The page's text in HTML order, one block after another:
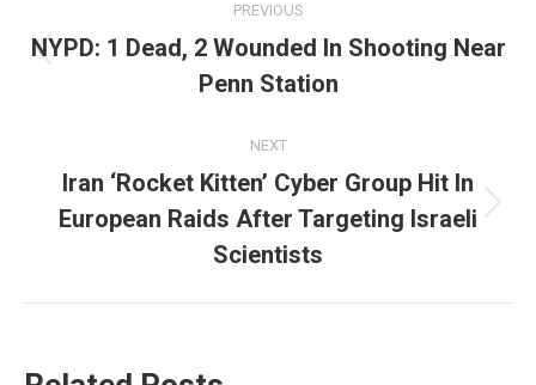
navigation
PREVIOUS
Previous
post:
NYPD: 1 Dead, 2 Wounded In Shooting Near
Penn Station
NEXT
Next
post:
Iran ‘Rocket Kitten’ Cyber Group Hit In
European Raids After Targeting Israeli
Scientists